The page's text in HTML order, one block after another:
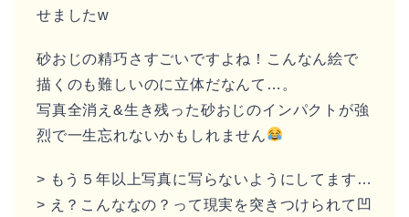
せましたw
砂おじの精巧さすごいですよね！こんなん絵で
描くのも難しいのに立体だなんて…。
写真全消え&生き残った砂おじのインパクトが強
烈で一生忘れないかもしれません
> もう５年以上写真に写らないようにしてます…
> え？こんななの？って現実を突きつけられて凹